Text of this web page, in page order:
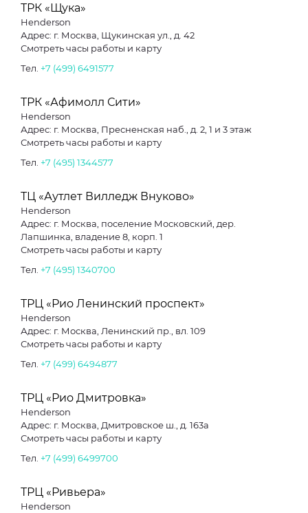
ТРК «Щука»
Henderson
Адрес: г. Москва, Щукинская ул., д. 42
Смотреть часы работы и карту
Тел. +7 (499) 6491577
ТРК «Афимолл Сити»
Henderson
Адрес: г. Москва, Пресненская наб., д. 2, 1 и 3 этаж
Смотреть часы работы и карту
Тел. +7 (495) 1344577
ТЦ «Аутлет Вилледж Внуково»
Henderson
Адрес: г. Москва, поселение Московский, дер.
Лапшинка, владение 8, корп. 1
Смотреть часы работы и карту
Тел. +7 (495) 1340700
ТРЦ «Рио Ленинский проспект»
Henderson
Адрес: г. Москва, Ленинский пр., вл. 109
Смотреть часы работы и карту
Тел. +7 (499) 6494877
ТРЦ «Рио Дмитровка»
Henderson
Адрес: г. Москва, Дмитровское ш., д. 163а
Смотреть часы работы и карту
Тел. +7 (499) 6499700
ТРЦ «Ривьера»
Henderson